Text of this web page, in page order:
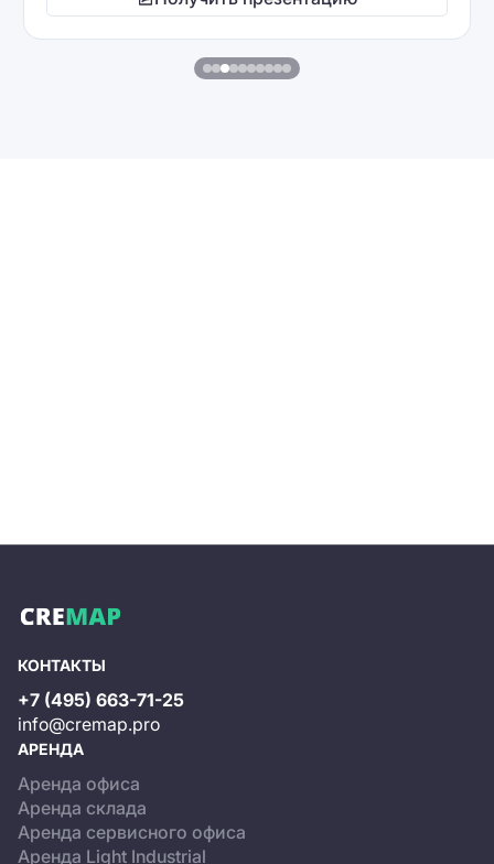
КОНТАКТЫ
+7 (495) 663-71-25
info@cremap.pro
АРЕНДА
Аренда офиса
Аренда склада
Аренда сервисного офиса
Аренда Light Industrial